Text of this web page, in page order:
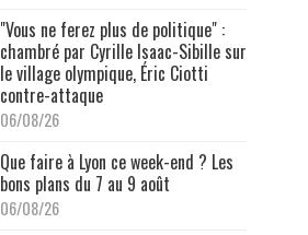
"Vous ne ferez plus de politique" :
chambré par Cyrille Isaac-Sibille sur
le village olympique, Éric Ciotti
contre-attaque
06/08/26
Que faire à Lyon ce week-end ? Les
bons plans du 7 au 9 août
06/08/26